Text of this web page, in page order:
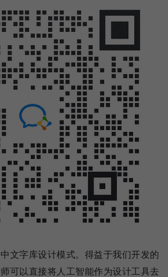
文字库设计模式。得益于我们开发的
可以直接将人工智能作为设计工具去